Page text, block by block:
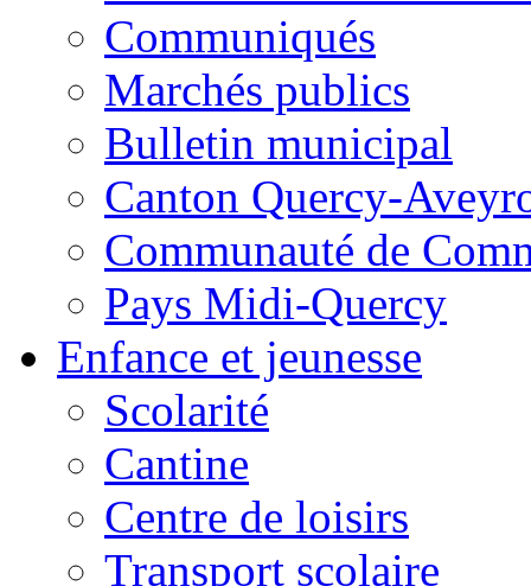
Communiqués
Marchés publics
Bulletin municipal
Canton Quercy-
Communauté de
Pays Midi-Quercy
Enfance et jeunesse
Scolarité
Cantine
Centre de loisirs
Transport scolaire